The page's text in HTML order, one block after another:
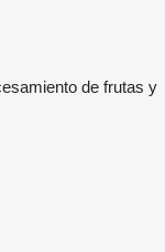
de frutas y